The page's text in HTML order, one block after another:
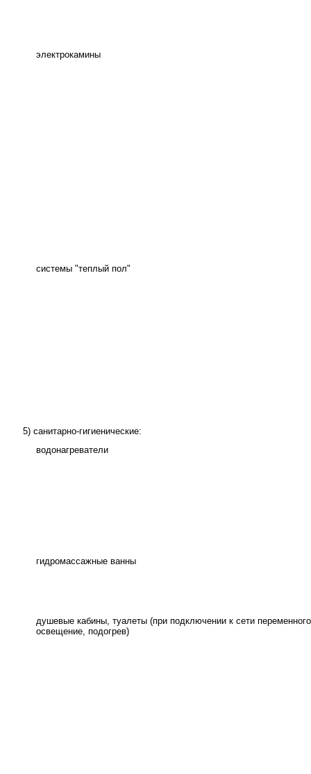
электрокамины
системы "теплый пол"
5) санитарно-гигиенические:
водонагреватели
гидромассажные ванны
душевые кабины, туалеты (при подключении к сети
освещение, подогрев)